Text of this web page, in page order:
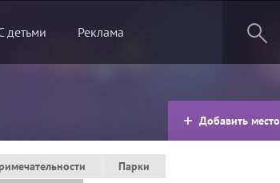
детьми Реклама
Добавить место
Парки